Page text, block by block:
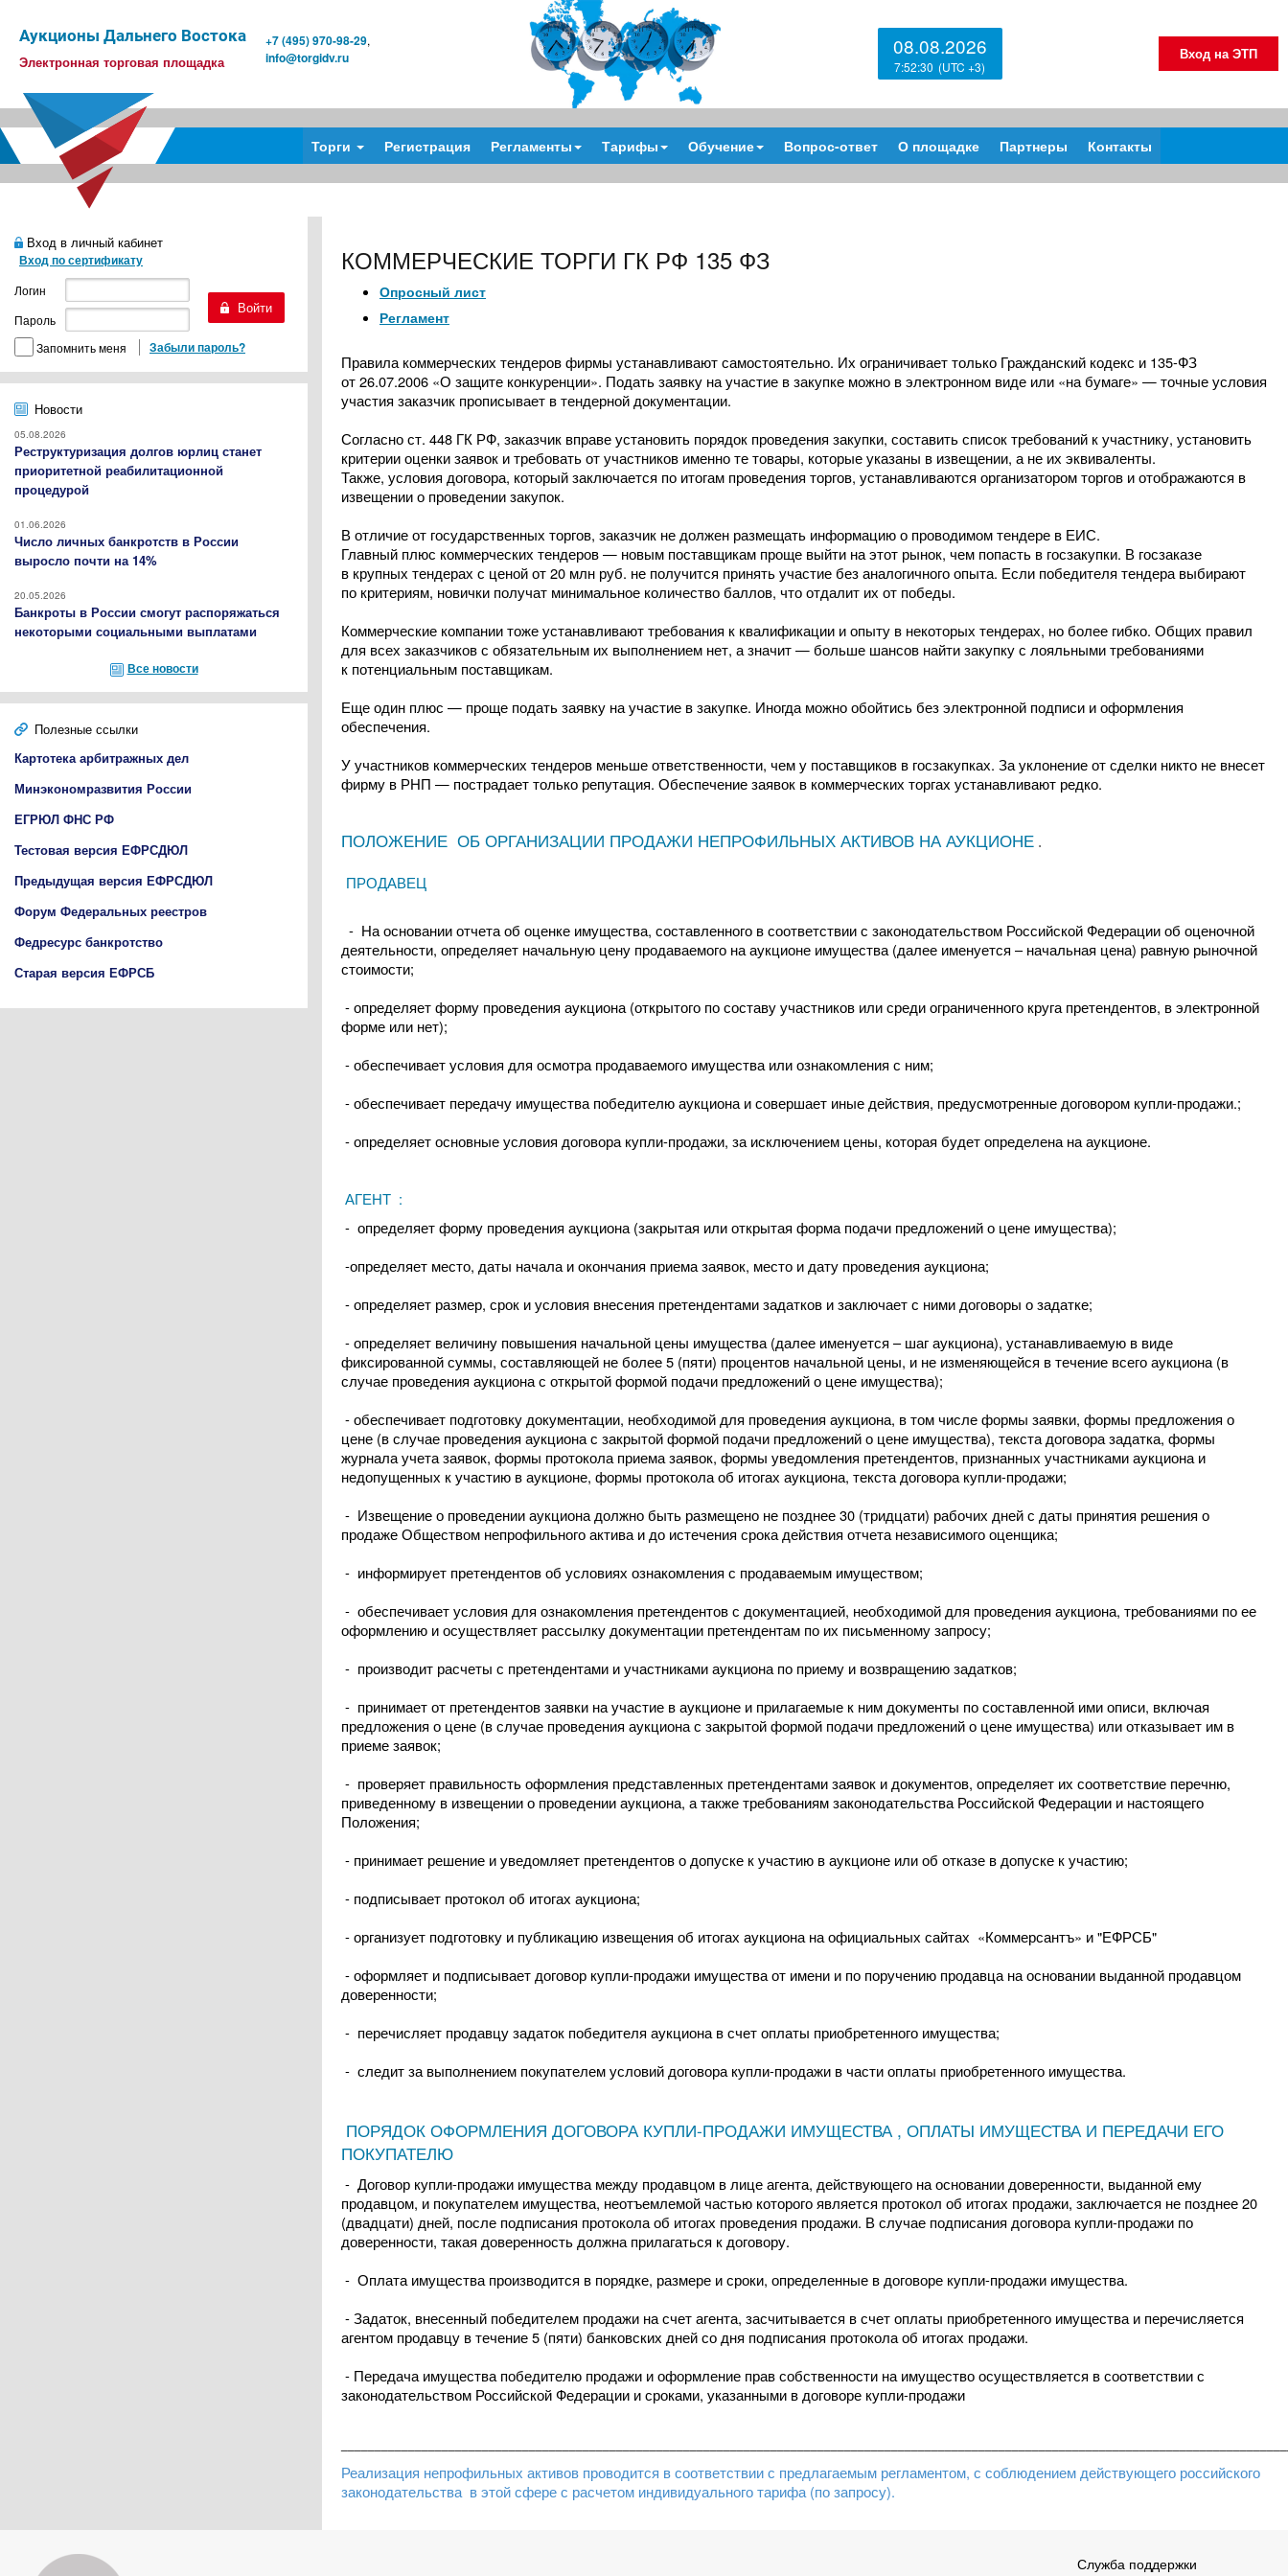
Аукционы Дальнего Востока
Электронная торговая площадка
+7 (495) 970-98-29,
info@torgidv.ru 08.08.2026
7:52:31
Вход на ЭТП
Торги Регистрация Регламенты Тарифы Обучение Вопрос-ответ О площадке Партнеры Контакты
Вход в личный кабинет
Вход по сертификату
Логин
Пароль
Запомнить меня
Забыли пароль?
Новости
05.08.2026
Реструктуризация долгов юрлиц станет
приоритетной реабилитационной
процедурой
01.06.2026
Число личных банкротств в России
выросло почти на 14%
20.05.2026
Банкроты в России смогут распоряжаться
некоторыми социальными выплатами
Все новости
Полезные ссылки
Картотека арбитражных дел
Минэкономразвития России
ЕГРЮЛ ФНС РФ
Тестовая версия ЕФРСДЮЛ
Предыдущая версия ЕФРСДЮЛ
Форум Федеральных реестров
Федресурс банкротство
Старая версия ЕФРСБ
КОММЕРЧЕСКИЕ ТОРГИ ГК РФ 135 ФЗ
Опросный лист
Регламент
Правила коммерческих тендеров фирмы устанавливают самостоятельно. Их ограничивает только Гражданский кодекс и 135-ФЗ
от 26.07.2006 «О защите конкуренции». Подать заявку на участие в закупке можно в электронном виде или «на бумаге» — точные условия
участия заказчик прописывает в тендерной документации.
Согласно ст. 448 ГК РФ, заказчик вправе установить порядок проведения закупки, составить список требований к участнику, установить
критерии оценки заявок и требовать от участников именно те товары, которые указаны в извещении, а не их эквиваленты.
Также, условия договора, который заключается по итогам проведения торгов, устанавливаются организатором торгов и отображаются в
извещении о проведении закупок.
В отличие от государственных торгов, заказчик не должен размещать информацию о проводимом тендере в ЕИС.
Главный плюс коммерческих тендеров — новым поставщикам проще выйти на этот рынок, чем попасть в госзакупки. В госзаказе
в крупных тендерах с ценой от 20 млн руб. не получится принять участие без аналогичного опыта. Если победителя тендера выбирают
по критериям, новички получат минимальное количество баллов, что отдалит их от победы.
Коммерческие компании тоже устанавливают требования к квалификации и опыту в некоторых тендерах, но более гибко. Общих правил
для всех заказчиков с обязательным их выполнением нет, а значит — больше шансов найти закупку с лояльными требованиями
к потенциальным поставщикам.
Еще один плюс — проще подать заявку на участие в закупке. Иногда можно обойтись без электронной подписи и оформления
обеспечения.
У участников коммерческих тендеров меньше ответственности, чем у поставщиков в госзакупках. За уклонение от сделки никто не внесет
фирму в РНП — пострадает только репутация. Обеспечение заявок в коммерческих торгах устанавливают редко.
ПОЛОЖЕНИЕ ОБ ОРГАНИЗАЦИИ ПРОДАЖИ НЕПРОФИЛЬНЫХ АКТИВОВ НА АУКЦИОНЕ .
ПРОДАВЕЦ
- На основании отчета об оценке имущества, составленного в соответствии с законодательством Российской Федерации об оценочной
деятельности, определяет начальную цену продаваемого на аукционе имущества (далее именуется – начальная цена) равную рыночной
стоимости;
- определяет форму проведения аукциона (открытого по составу участников или среди ограниченного круга претендентов, в электронной
форме или нет);
- обеспечивает условия для осмотра продаваемого имущества или ознакомления с ним;
- обеспечивает передачу имущества победителю аукциона и совершает иные действия, предусмотренные договором купли-продажи.;
- определяет основные условия договора купли-продажи, за исключением цены, которая будет определена на аукционе.
АГЕНТ :
- определяет форму проведения аукциона (закрытая или открытая форма подачи предложений о цене имущества);
-определяет место, даты начала и окончания приема заявок, место и дату проведения аукциона;
- определяет размер, срок и условия внесения претендентами задатков и заключает с ними договоры о задатке;
- определяет величину повышения начальной цены имущества (далее именуется – шаг аукциона), устанавливаемую в виде
фиксированной суммы, составляющей не более 5 (пяти) процентов начальной цены, и не изменяющейся в течение всего аукциона (в
случае проведения аукциона с открытой формой подачи предложений о цене имущества);
- обеспечивает подготовку документации, необходимой для проведения аукциона, в том числе формы заявки, формы предложения о
цене (в случае проведения аукциона с закрытой формой подачи предложений о цене имущества), текста договора задатка, формы
журнала учета заявок, формы протокола приема заявок, формы уведомления претендентов, признанных участниками аукциона и
недопущенных к участию в аукционе, формы протокола об итогах аукциона, текста договора купли-продажи;
- Извещение о проведении аукциона должно быть размещено не позднее 30 (тридцати) рабочих дней с даты принятия решения о
продаже Обществом непрофильного актива и до истечения срока действия отчета независимого оценщика;
- информирует претендентов об условиях ознакомления с продаваемым имуществом;
- обеспечивает условия для ознакомления претендентов с документацией, необходимой для проведения аукциона, требованиями по ее
оформлению и осуществляет рассылку документации претендентам по их письменному запросу;
- производит расчеты с претендентами и участниками аукциона по приему и возвращению задатков;
- принимает от претендентов заявки на участие в аукционе и прилагаемые к ним документы по составленной ими описи, включая
предложения о цене (в случае проведения аукциона с закрытой формой подачи предложений о цене имущества) или отказывает им в
приеме заявок;
- проверяет правильность оформления представленных претендентами заявок и документов, определяет их соответствие перечню,
приведенному в извещении о проведении аукциона, а также требованиям законодательства Российской Федерации и настоящего
Положения;
- принимает решение и уведомляет претендентов о допуске к участию в аукционе или об отказе в допуске к участию;
- подписывает протокол об итогах аукциона;
- организует подготовку и публикацию извещения об итогах аукциона на официальных сайтах «Коммерсантъ» и "ЕФРСБ"
- оформляет и подписывает договор купли-продажи имущества от имени и по поручению продавца на основании выданной продавцом
доверенности;
- перечисляет продавцу задаток победителя аукциона в счет оплаты приобретенного имущества;
- следит за выполнением покупателем условий договора купли-продажи в части оплаты приобретенного имущества.
ПОРЯДОК ОФОРМЛЕНИЯ ДОГОВОРА КУПЛИ-ПРОДАЖИ ИМУЩЕСТВА , ОПЛАТЫ ИМУЩЕСТВА И ПЕРЕДАЧИ ЕГО
ПОКУПАТЕЛЮ
- Договор купли-продажи имущества между продавцом в лице агента, действующего на основании доверенности, выданной ему
продавцом, и покупателем имущества, неотъемлемой частью которого является протокол об итогах продажи, заключается не позднее 20
(двадцати) дней, после подписания протокола об итогах проведения продажи. В случае подписания договора купли-продажи по
доверенности, такая доверенность должна прилагаться к договору.
- Оплата имущества производится в порядке, размере и сроки, определенные в договоре купли-продажи имущества.
- Задаток, внесенный победителем продажи на счет агента, засчитывается в счет оплаты приобретенного имущества и перечисляется
агентом продавцу в течение 5 (пяти) банковских дней со дня подписания протокола об итогах продажи.
- Передача имущества победителю продажи и оформление прав собственности на имущество осуществляется в соответствии с
законодательством Российской Федерации и сроками, указанными в договоре купли-продажи
Реализация непрофильных активов проводится в соответствии с предлагаемым регламентом, с соблюдением действующего российского
законодательства в этой сфере с расчетом индивидуального тарифа (по запросу).
Служба поддержки